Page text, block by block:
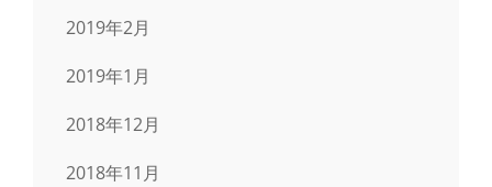
2019年2月
2019年1月
2018年12月
2018年11月